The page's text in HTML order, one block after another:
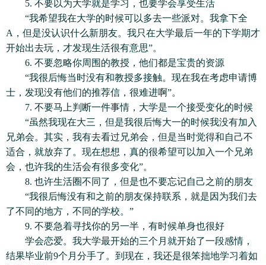
5. 不要以为大学就是学习，也要学会享受生活
“我希望我在大学的时候可以多去一些派对。我拿下全
A，但是没认识什么新朋友。我只在大学最后一年的下学期才
开始出去玩，才发现生活很有意思”。
6. 不要忽略你周围的教授，他们都是宝贵的资源
“我很后悔当时没有和教授多接触。现在我在考虑申请博
士，发现没有他们的推荐信，很难进啊”。
7. 不要马上判断一件事情，大学是一个接受变化的时候
“虽然我现在大三，但是我很后悔大一的时候我没有加入
兄弟会。其实，我有去看过兄弟会，但是当时觉得和自己不
适合，就放弃了。现在想想，真的很希望可以加入一个兄弟
会，也许我的生活会有很多变化”。
8. 也许生活圈不同了，但是也不要忘记自己之前的朋友
“我很后悔没有和之前的朋友保持联系，就是因为我们去
了不同的地方，不同的学校。”
9. 不要急着寻找你的另一半，有时候单身也很好
学会恋爱。我大学最开始的三个月就开始了一段感情，
结果毕业前9个月分手了。到现在，我还是很笨拙地学习着如